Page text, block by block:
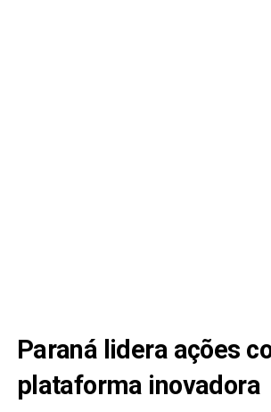
Paraná lidera ações
plataforma inovadora